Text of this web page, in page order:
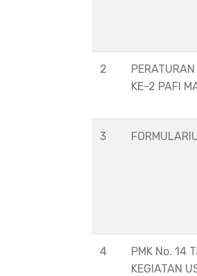
2
KE-2 PAFI
3
4
PMK No. 14
KEGIATAN